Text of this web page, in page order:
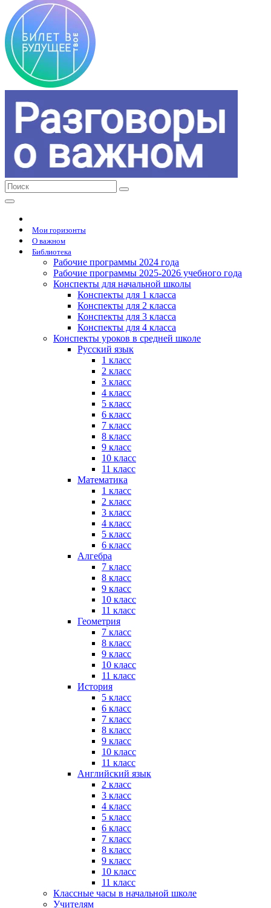
Мои горизонты
О важном
Библиотека
Рабочие программы 2024 года
Рабочие программы 2025-2026 учебного года
Конспекты для начальной школы
Конспекты для 1 класса
Конспекты для 2 класса
Конспекты для 3 класса
Конспекты для 4 класса
Конспекты уроков в средней школе
Русский язык
1 класс
2 класс
3 класс
4 класс
5 класс
6 класс
7 класс
8 класс
9 класс
10 класс
11 класс
Математика
1 класс
2 класс
3 класс
4 класс
5 класс
6 класс
Алгебра
7 класс
8 класс
9 класс
10 класс
11 класс
Геометрия
7 класс
8 класс
9 класс
10 класс
11 класс
История
5 класс
6 класс
7 класс
8 класс
9 класс
10 класс
11 класс
Английский язык
2 класс
3 класс
4 класс
5 класс
6 класс
7 класс
8 класс
9 класс
10 класс
11 класс
Классные часы в начальной школе
Учителям